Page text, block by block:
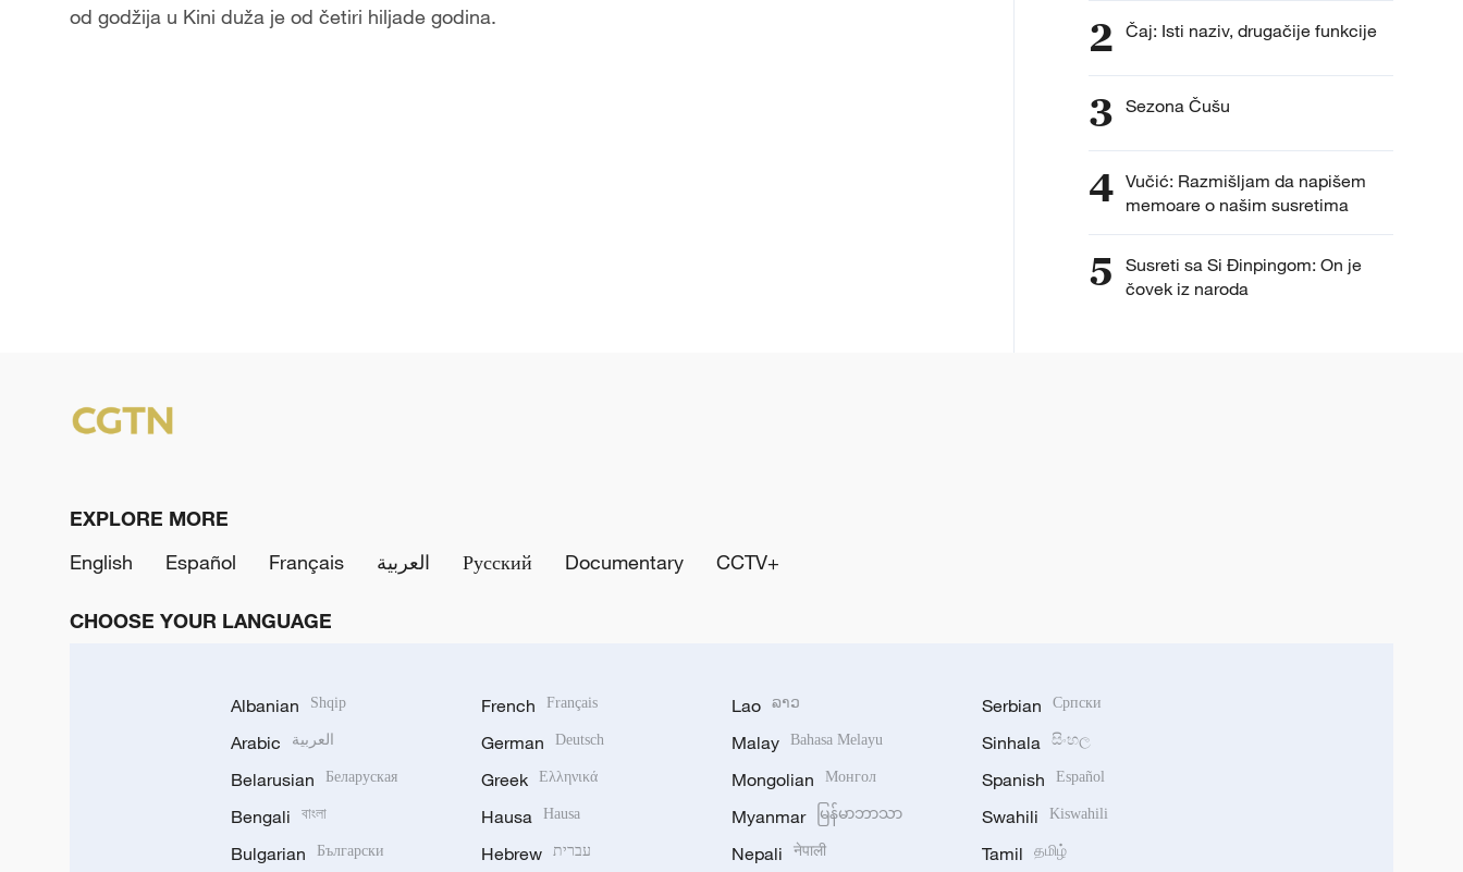
od godžija u Kini duža je od četiri hiljade godina.
2 Čaj: Isti naziv, drugačije funkcije
3 Sezona Čušu
4 Vučić: Razmišljam da napišem
memoare o našim susretima
5
Susreti sa Si Đinpingom: On je
čovek iz naroda
EXPLORE MORE
English
Español Français العربية Русский Documentary CCTV+
CHOOSE YOUR LANGUAGE
Albanian Shqip
Arabic العربية
Belarusian Беларуская
Bengali বাংলা
Bulgarian Български
French Français
German Deutsch
Greek Ελληνικά
Hausa Hausa
Hebrew עברית
Lao ລາວ
Malay Bahasa Melayu
Mongolian Монгол
Myanmar မြန်မာဘာသာ
Nepali नेपाली
Serbian Српски
Sinhala සිංහල
Spanish Español
Swahili Kiswahili
Tamil தமிழ்